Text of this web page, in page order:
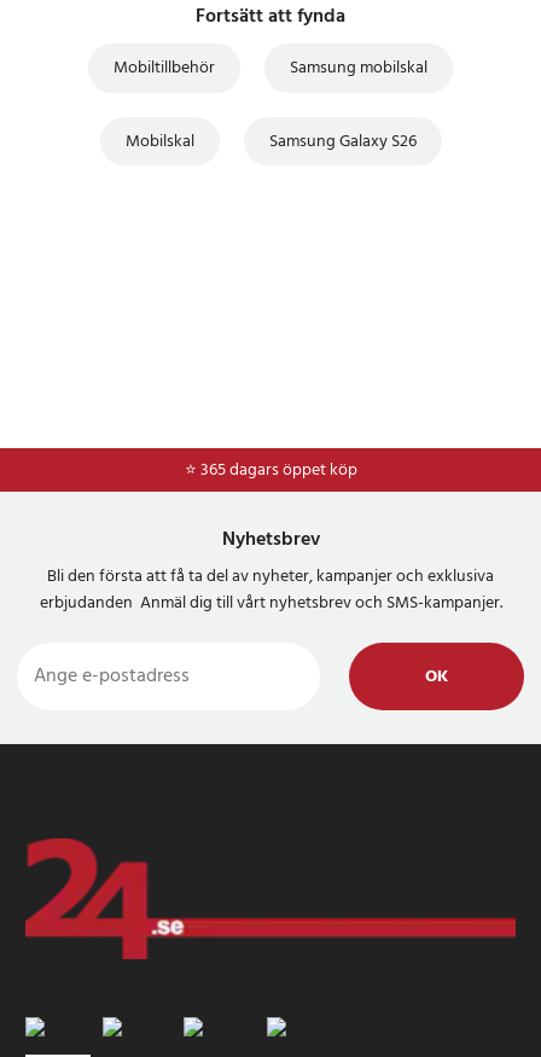
Fortsätt att fynda
Mobiltillbehör Samsung mobilskal
Mobilskal Samsung Galaxy S26
⭐ 365 dagars öppet köp
Nyhetsbrev
Bli den första att få ta del av nyheter, kampanjer och exklusiva
erbjudanden Anmäl dig till vårt nyhetsbrev och SMS-kampanjer.
OK